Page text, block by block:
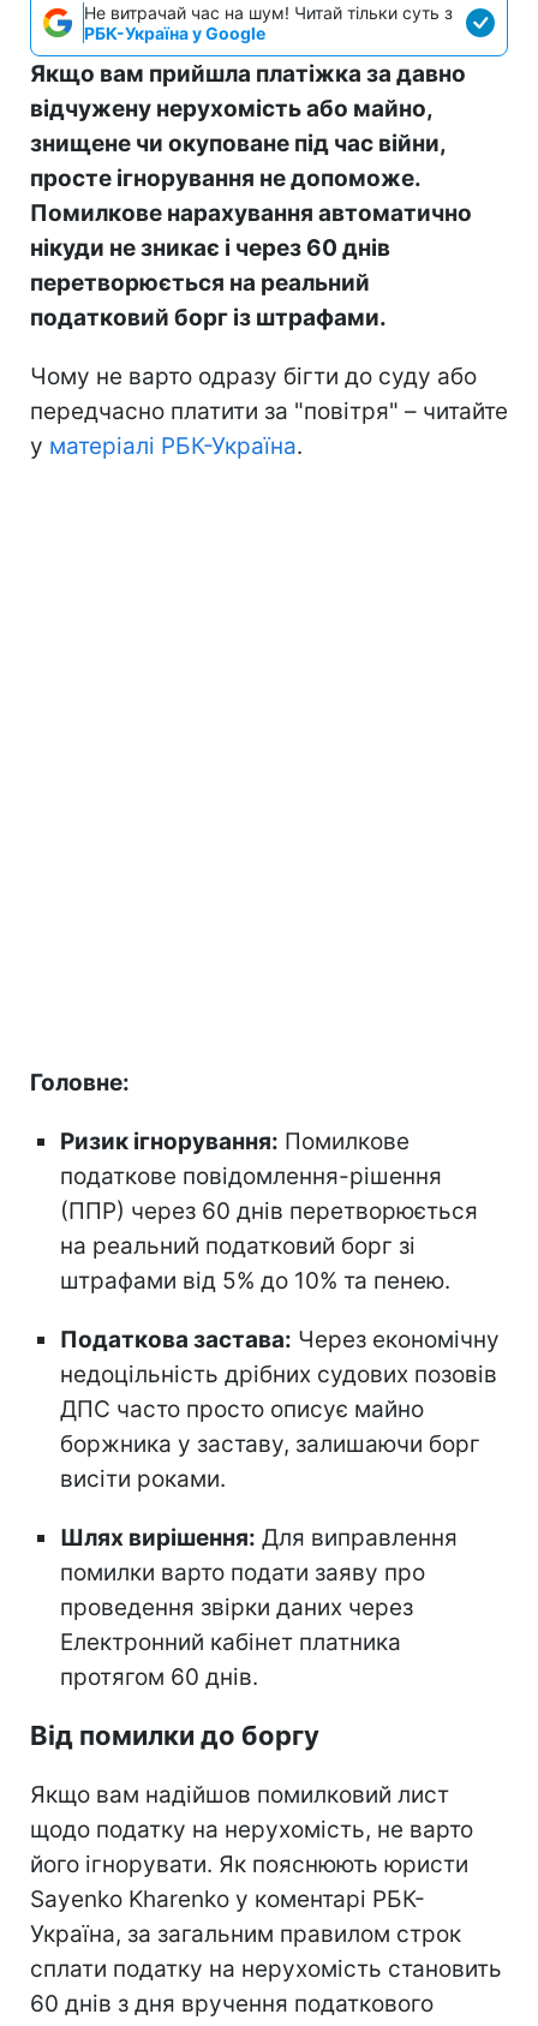
Не витрачай час на шум! Читай тільки суть з
РБК-Україна у Google
Якщо вам прийшла платіжка за давно
відчужену нерухомість або майно,
знищене чи окуповане під час війни,
просте ігнорування не допоможе.
Помилкове нарахування автоматично
нікуди не зникає і через 60 днів
перетворюється на реальний
податковий борг із штрафами.
Чому не варто одразу бігти до суду або
передчасно платити за "повітря" – читайте
у матеріалі РБК-Україна.
Головне:
Ризик ігнорування: Помилкове
податкове повідомлення-рішення
(ППР) через 60 днів перетворюється
на реальний податковий борг зі
штрафами від 5% до 10% та пенею.
Податкова застава: Через економічну
недоцільність дрібних судових позовів
ДПС часто просто описує майно
боржника у заставу, залишаючи борг
висіти роками.
Шлях вирішення: Для виправлення
помилки варто подати заяву про
проведення звірки даних через
Електронний кабінет платника
протягом 60 днів.
Від помилки до боргу
Якщо вам надійшов помилковий лист
щодо податку на нерухомість, не варто
його ігнорувати. Як пояснюють юристи
Sayenko Kharenko у коментарі РБК-
Україна, за загальним правилом строк
сплати податку на нерухомість становить
60 днів з дня вручення податкового